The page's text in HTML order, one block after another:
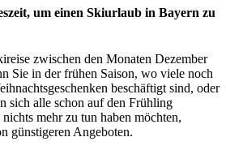
um einen Skiurlaub in Bayern zu
zwischen den Monaten Dezember
Sie in der frühen Saison, wo viele noch
beschäftigt sind, oder
sich alle schon auf den Frühling
mehr zu tun haben möchten,
günstigeren Angeboten.